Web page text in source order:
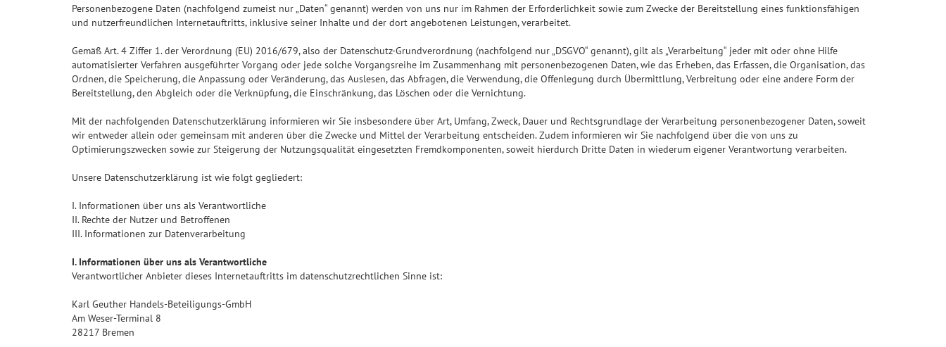
Personenbezogene Daten (nachfolgend zumeist nur „Daten“ genannt) werden von uns nur im Rahmen der Erforderlichkeit sowie zum Zwecke der Bereitstellung eines funktionsfähigen
und nutzerfreundlichen Internetauftritts, inklusive seiner Inhalte und der dort angebotenen Leistungen, verarbeitet.
Gemäß Art. 4 Ziffer 1. der Verordnung (EU) 2016/679, also der Datenschutz-Grundverordnung (nachfolgend nur „DSGVO“ genannt), gilt als „Verarbeitung“ jeder mit oder ohne Hilfe
automatisierter Verfahren ausgeführter Vorgang oder jede solche Vorgangsreihe im Zusammenhang mit personenbezogenen Daten, wie das Erheben, das Erfassen, die Organisation, das
Ordnen, die Speicherung, die Anpassung oder Veränderung, das Auslesen, das Abfragen, die Verwendung, die Offenlegung durch Übermittlung, Verbreitung oder eine andere Form der
Bereitstellung, den Abgleich oder die Verknüpfung, die Einschränkung, das Löschen oder die Vernichtung.
Mit der nachfolgenden Datenschutzerklärung informieren wir Sie insbesondere über Art, Umfang, Zweck, Dauer und Rechtsgrundlage der Verarbeitung personenbezogener Daten, soweit
wir entweder allein oder gemeinsam mit anderen über die Zwecke und Mittel der Verarbeitung entscheiden. Zudem informieren wir Sie nachfolgend über die von uns zu
Optimierungszwecken sowie zur Steigerung der Nutzungsqualität eingesetzten Fremdkomponenten, soweit hierdurch Dritte Daten in wiederum eigener Verantwortung verarbeiten.
Unsere Datenschutzerklärung ist wie folgt gegliedert:
I. Informationen über uns als Verantwortliche
II. Rechte der Nutzer und Betroffenen
III. Informationen zur Datenverarbeitung
I. Informationen über uns als Verantwortliche
Verantwortlicher Anbieter dieses Internetauftritts im datenschutzrechtlichen Sinne ist:
Karl Geuther Handels-Beteiligungs-GmbH
Am Weser-Terminal 8
28217 Bremen